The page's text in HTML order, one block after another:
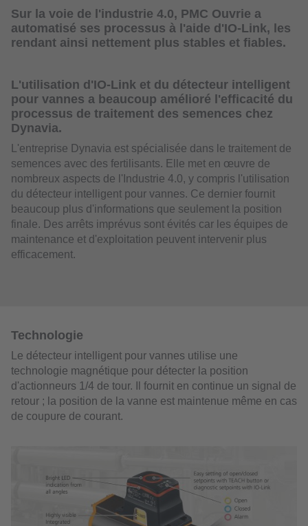
Sur la voie de l'industrie 4.0, PMC Ouvrie a
automatisé ses processus à l'aide d'IO-Link, les
rendant ainsi nettement plus stables et fiables.
L'utilisation d'IO-Link et du détecteur intelligent
pour vannes a beaucoup amélioré l'efficacité du
processus de traitement des semences chez
Dynavia.
L'entreprise Dynavia est spécialisée dans le traitement de
semences avec des fertilisants. Elle met en œuvre de
nombreux aspects de l'Industrie 4.0, y compris l'utilisation
du détecteur intelligent pour vannes. Ce dernier fournit
beaucoup plus d'informations que seulement la position
finale. Des arrêts imprévus sont évités car les équipes de
maintenance et d'exploitation peuvent intervenir plus
efficacement.
Technologie
Le détecteur intelligent pour vannes utilise une
technologie magnétique pour détecter la position
d'actionneurs 1/4 de tour. Il fournit en continue un signal de
retour ; la position de la vanne est maintenue même en cas
de coupure de courant.